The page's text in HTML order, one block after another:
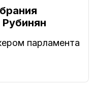
парламента